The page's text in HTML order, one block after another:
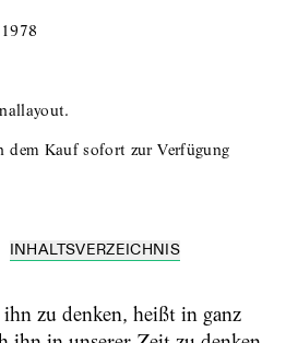
dem Kauf sofort zur Verfügung
INHALTSVERZEICHNIS
zu denken, heißt in ganz